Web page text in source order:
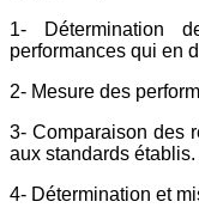
1- Détermination
performances qui en
2- Mesure des
3- Comparaison des
aux standards établis.
4- Détermination et